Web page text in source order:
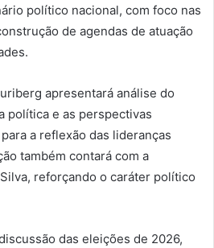
político nacional, com foco nas
de agendas de atuação
apresentará análise do
política e as perspectivas
a reflexão das lideranças
também contará com a
reforçando o caráter político
das eleições de 2026,